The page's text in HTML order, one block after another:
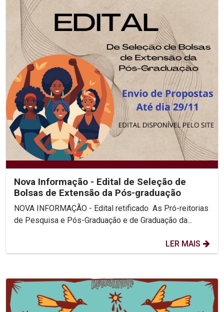
Nova Informação - Edital de Seleção de
Bolsas de Extensão da Pós-graduação
NOVA INFORMAÇÃO - Edital retificado As Pró-reitorias
de Pesquisa e Pós-Graduação e de Graduação da...
LER MAIS